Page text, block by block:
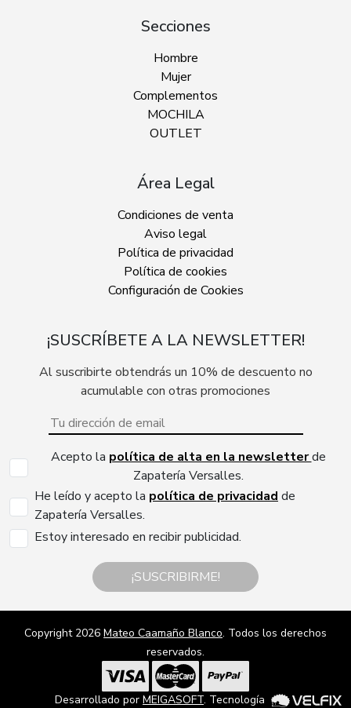
Secciones
Hombre
Mujer
Complementos
MOCHILA
OUTLET
Área Legal
Condiciones de venta
Aviso legal
Política de privacidad
Política de cookies
Configuración de Cookies
¡SUSCRÍBETE A LA NEWSLETTER!
Al suscribirte obtendrás un 10% de descuento no
acumulable con otras promociones
Acepto la política de alta en la newsletterde
Zapatería Versalles.
He leído y acepto la política de privacidad de
Zapatería Versalles.
Estoy interesado en recibir publicidad.
¡SUSCRIBIRME!
Copyright 2026 Mateo Caamaño Blanco. Todos los derechos
reservados.
Desarrollado por MEIGASOFT. Tecnología